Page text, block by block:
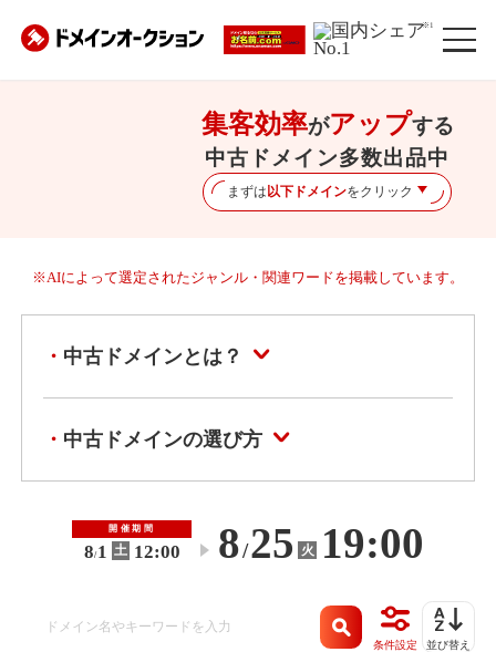
※1
集客効率がアップする
中古ドメイン多数出品中
まずは以下ドメインをクリック
※AIによって選定されたジャンル・関連ワードを掲載しています。
中古ドメインとは？
中古ドメインの選び方
開催期間
8/1 土 12:00 〜 8/25 火 19:00
条件設定 並び替え